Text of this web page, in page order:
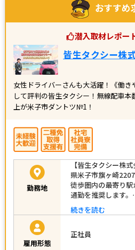
おすすめ
潜入取材レポー
皆生タクシー株
女性ドライバーさんも大活躍！《働き
して評判の皆生タクシー！無線配車
上が米子市ダントツ№1！
勤務地
【皆生タクシー株
県米子市旗ヶ崎
徒歩圏内の最寄り
通勤を推奨します
続きを読む
雇用形態
正社員